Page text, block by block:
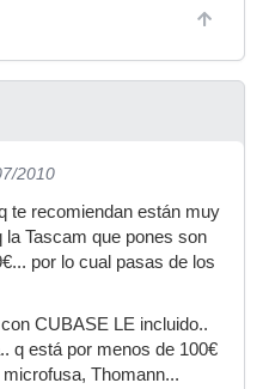
2010
te recomiendan están muy
la Tascam que pones son
por lo cual pasas de los
CUBASE LE incluido..
q está por menos de 100€
Thomann...